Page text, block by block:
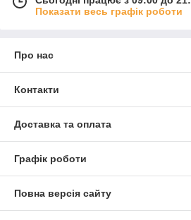
Показати весь графік роботи
Про нас
Контакти
Доставка та оплата
Графік роботи
Повна версія сайту